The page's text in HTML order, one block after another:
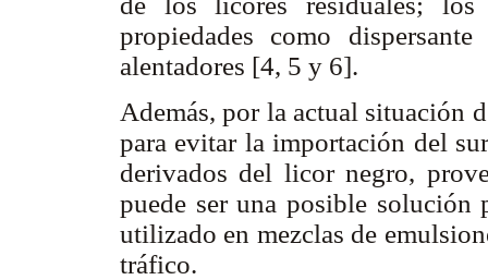
propiedades como
alentadores [4, 5 y 6].
Además, por la actual situación
para evitar la importación del
derivados del licor negro,
puede ser una posible solución
utilizado en mezclas de
tráfico.